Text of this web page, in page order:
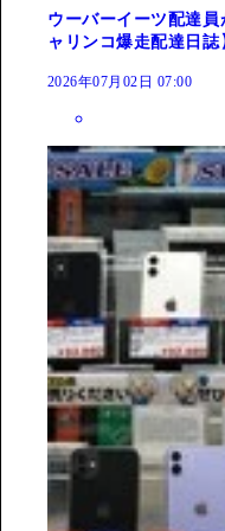
ウーバーイーツ配達
ャリンコ爆走配達日誌
2026年07月02日 07:00